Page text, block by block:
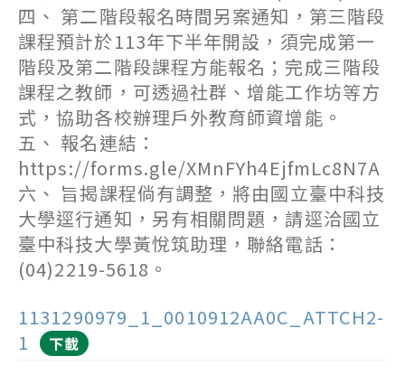
四、 第二階段報名時間另案通知，第三階段
課程預計於113年下半年開設，須完成第一
階段及第二階段課程方能報名；完成三階段
課程之教師，可透過社群、增能工作坊等方
式，協助各校辦理戶外教育師資增能。
五、 報名連結：
https://forms.gle/XMnFYh4EjfmLc8N7A
六、 旨揭課程倘有調整，將由國立臺中科技
大學逕行通知，另有相關問題，請逕洽國立
臺中科技大學黃悅筑助理，聯絡電話：
(04)2219-5618。
1131290979_1_0010912AA0C_ATTCH2-
1
下載